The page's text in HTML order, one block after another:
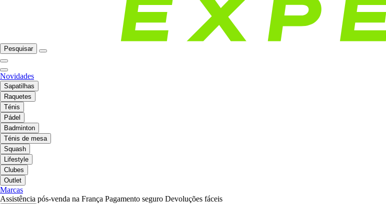
Pesquisar
Novidades
Sapatilhas
Raquetes
Ténis
Pádel
Badminton
Ténis de mesa
Squash
Lifestyle
Clubes
Outlet
Marcas
Assistência pós-venda na França Pagamento seguro Devoluções fáceis